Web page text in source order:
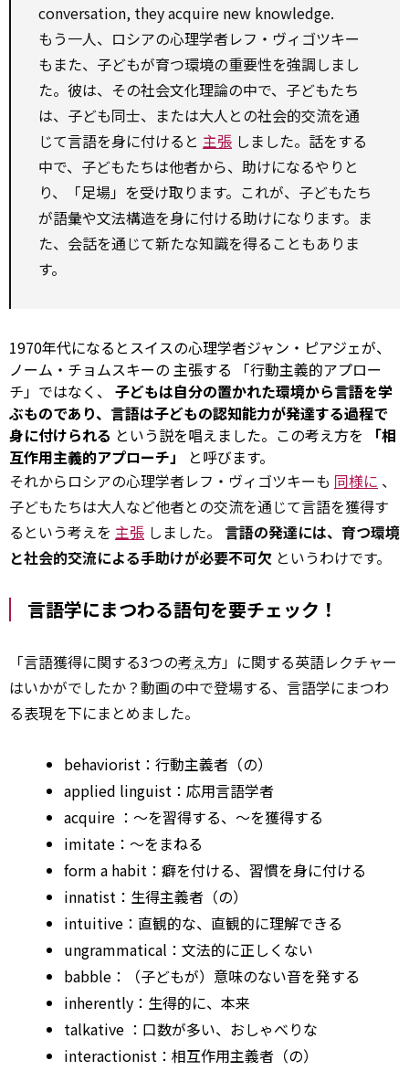
conversation, theyacquire new knowledge.
もう一人、ロシアの心理学者レフ・ヴィゴツキー
もまた、子どもが育つ環境の重要性を強調しまし
た。彼は、その社会文化理論の中で、子どもたち
は、子ども同士、または大人との社会的交流を通
じて言語を身に付けると 主張 しました。話をする
中で、子どもたちは他者から、助けになるやりと
り、「足場」を受け取ります。これが、子どもたち
が語彙や文法構造を身に付ける助けになります。ま
た、会話を通じて新たな知識を得ることもありま
す。
1970年代になるとスイスの心理学者ジャン・ピアジェが、
ノーム・チョムスキーの 主張する 「行動主義的アプロー
チ」ではなく、 子どもは自分の置かれた環境から言語を学
ぶものであり、言語は子どもの認知能力が発達する過程で
身に付けられる という説を唱えました。この考え方を
「相
互作用主義的アプローチ」
と呼びます。
それからロシアの心理学者レフ・ヴィゴツキーも 同様に 、
子どもたちは大人など他者との交流を通じて言語を獲得す
るという考えを 主張 しました。 言語の発達には、育つ環境
と社会的交流による手助けが必要不可欠 というわけです。
言語学にまつわる語句を要チェック！
「言語獲得に関する3つの考え方」に関する英語レクチャー
はいかがでしたか？動画の中で登場する、言語学にまつわ
る表現を下にまとめました。
behaviorist：行動主義者（の）
applied linguist：応用言語学者
acquire ：～を習得する、～を獲得する
imitate：～をまねる
form a habit：癖を付ける、習慣を身に付ける
innatist：生得主義者（の）
intuitive：直観的な、直観的に理解できる
ungrammatical：文法的に正しくない
babble：（子どもが）意味のない音を発する
inherently：生得的に、本来
talkative ：口数が多い、おしゃべりな
interactionist：相互作用主義者（の）